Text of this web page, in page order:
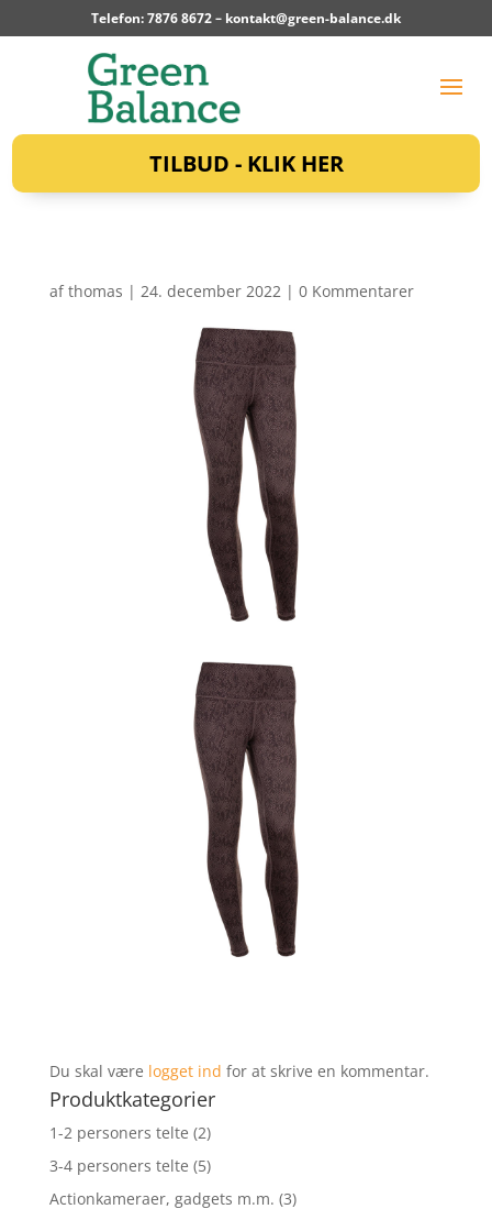
Telefon: 7876 8672 – kontakt@green-balance.dk
TILBUD - KLIK HER
afthomas | 24. december 2022 | 0 Kommentarer
Du skal være logget ind for at skrive en kommentar.
Produktkategorier
1-2 personers telte (2)
3-4 personers telte (5)
Actionkameraer, gadgets m.m. (3)